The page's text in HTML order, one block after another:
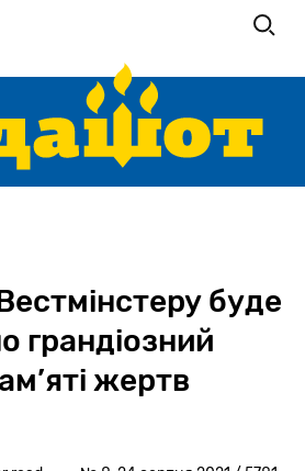
буде
грандіозний
жертв